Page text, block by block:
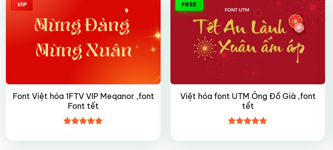
VIP
Font Việt hóa 1FTV VIP Meqanor ,font
Font tết
hạng4.95
FREE
Việt hóa font UTM Ông Đồ Già ,font
tết
hạng4.75